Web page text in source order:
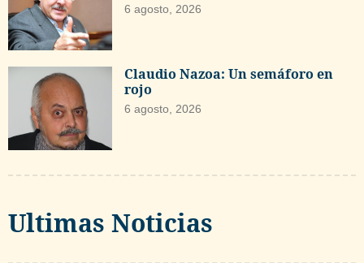
6 agosto, 2026
Claudio Nazoa: Un semáforo en
rojo
6 agosto, 2026
Ultimas Noticias